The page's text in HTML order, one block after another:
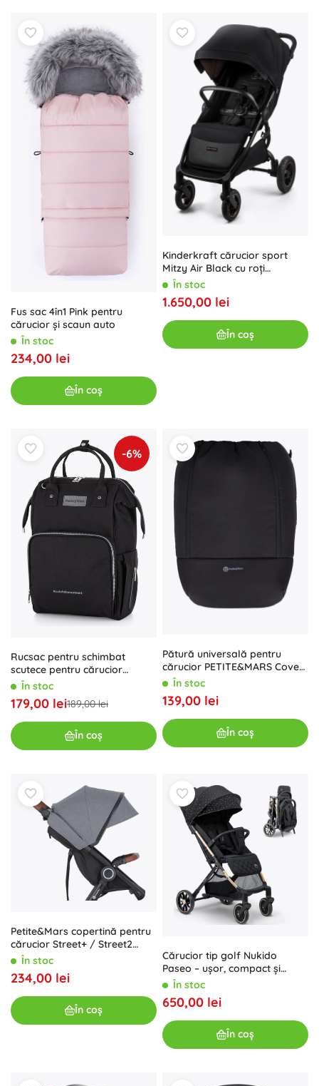
Fus sac 4în1 Pink pentru
cărucior și scaun auto
În stoc
234,00 lei
În coș
Kinderkraft cărucior sport
Mitzy Air Black cu roți
pneumatice
În stoc
1.650,00 lei
În coș
-6%
Rucsac pentru schimbat
scutece pentru cărucior
PETITE&MARS Jack Just Black
În stoc
179,00 lei189,00 lei
În coș
Pătură universală pentru
cărucior PETITE&MARS Cover
Universal Black
În stoc
139,00 lei
În coș
Petite&Mars copertină pentru
cărucior Street+ / Street2
Dense Honey
În stoc
234,00 lei
În coș
Cărucior tip golf Nukido
Paseo – ușor, compact și
confortabil
În stoc
650,00 lei
În coș